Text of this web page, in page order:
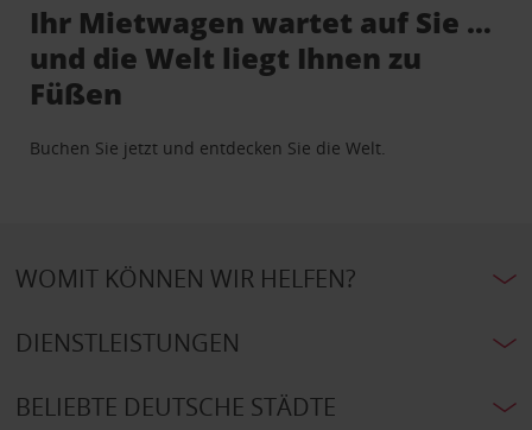
Ihr Mietwagen wartet auf Sie …
und die Welt liegt Ihnen zu
Füßen
Buchen Sie jetzt und entdecken Sie die Welt.
WOMIT KÖNNEN WIR HELFEN?
DIENSTLEISTUNGEN
BELIEBTE DEUTSCHE STÄDTE